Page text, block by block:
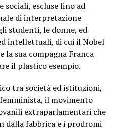
sociali, escluse fino ad
di interpretazione
studenti, le donne, ed
intellettuali, di cui il Nobel
la sua compagna Franca
il plastico esempio.
tra società ed istituzioni,
il movimento
extraparlamentari che
fabbrica e i prodromi